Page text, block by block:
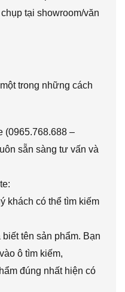
tại showroom/văn
trong những cách
(0965.768.688 –
sẵn sàng tư vấn và
khách có thể tìm kiếm
tên sản phẩm. Bạn
ô tìm kiếm,
đúng nhất hiện có